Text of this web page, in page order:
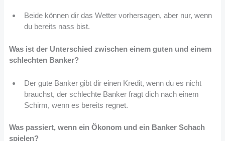
Beide können dir das Wetter vorhersagen, aber nur, wenn
du bereits nass bist.
Was ist der Unterschied zwischen einem guten und einem
schlechten Banker?
Der gute Banker gibt dir einen Kredit, wenn du es nicht
brauchst, der schlechte Banker fragt dich nach einem
Schirm, wenn es bereits regnet.
Was passiert, wenn ein Ökonom und ein Banker Schach
spielen?